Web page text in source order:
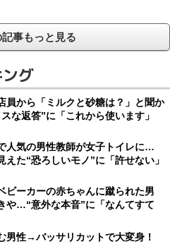
事もっと見る
グ
員から「ミルクと砂糖は？」と聞か
返答”に「これから使います」
人気の男性教師が女子トイレに…
えた“恐ろしいモノ”に「許せない」
ビーカーの赤ちゃんに蹴られた男
…“意外な本音”に「なんてすて
男性→バッサリカットで大変身！